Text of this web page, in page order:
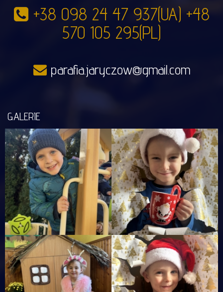
+38 098 24 47 937(UA) +48
570 105 295(PL)
parafia.jaryczow@gmail.com
GALERIE